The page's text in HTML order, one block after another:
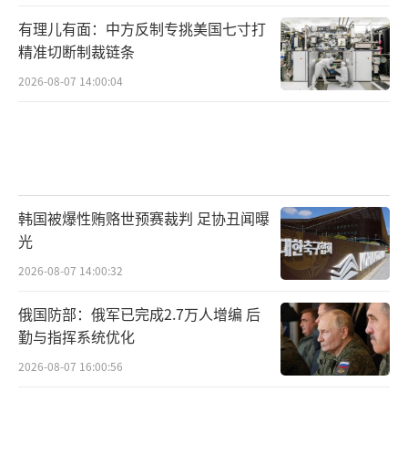
CSIS估算的6天开支大项 CSIS
作战与保障的预算外费用，则为2650万美
元。军人活着就要吃喝拉撒，打仗时增加的消
根据白宫管理和预算办公室在伊拉克和阿
富汗战争期间的做法，CSIS在基准成本基础上
增加了10%，以反映更高作战节奏的成本，例
如更高的飞机出动率、更多的舰艇航行小时
数、提升的战备等级、延长部署以及额外的人
员补贴（如家庭分居津贴和危险津贴）。
虽然没有地面战事，但美国国防人力数据
有理儿有面：中方反制专挑美国七寸打
精准切断制裁链条
2026-08-07 14:00:04
韩国被爆性贿赂世预赛裁判 足协丑闻曝
光
2026-08-07 14:00:32
俄国防部：俄军已完成2.7万人增编 后
勤与指挥系统优化
2026-08-07 16:00:56